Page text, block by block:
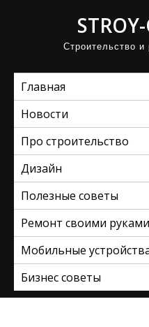
Строительство
Главная
Новости
Про строительство
Дизайн
Полезные советы
Ремонт своими руками
Мобильные
Бизнес советы